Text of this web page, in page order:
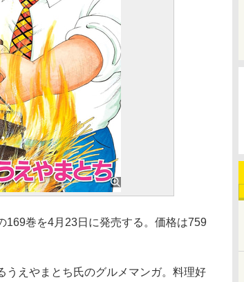
巻を4月23日に発売する。価格は759
えやまとち氏のグルメマンガ。料理好